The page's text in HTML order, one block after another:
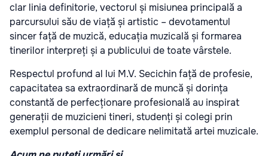
clar linia definitorie, vectorul și misiunea principală a
parcursului său de viață și artistic – devotamentul
sincer față de muzică, educația muzicală și formarea
tinerilor interpreți și a publicului de toate vârstele.
Respectul profund al lui M.V. Secichin față de profesie,
capacitatea sa extraordinară de muncă și dorința
constantă de perfecționare profesională au inspirat
generații de muzicieni tineri, studenți și colegi prin
exemplul personal de dedicare nelimitată artei muzicale.